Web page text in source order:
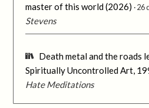
master of this world (2026)
26
Stevens
Death metal and the roads
Spiritually Uncontrolled Art,
Hate Meditations